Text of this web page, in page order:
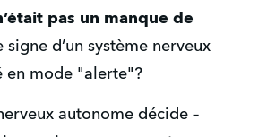
pas un manque de
signe d’un système nerveux
en mode "alerte"?
autonome décide –